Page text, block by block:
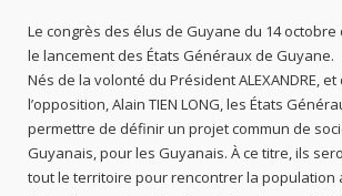
Le congrès des élus de Guyane du 14
le lancement des États Généraux de Guyane.
Nés de la volonté du Président ALEXANDRE,
l’opposition, Alain TIEN LONG, les États
permettre de définir un projet commun de
Guyanais, pour les Guyanais. À ce titre, ils
tout le territoire pour rencontrer la population